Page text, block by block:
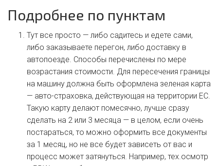
Подробнее по пунктам
Тут все просто — либо садитесь и едете сами,
либо заказываете перегон, либо доставку в
автопоезде. Способы перечислены по мере
возрастания стоимости. Для пересечения границы
на машину должна быть оформлена зеленая карта
— авто-страховка, действующая на территории ЕС.
Такую карту делают помесячно, лучше сразу
сделать на 2 или 3 месяца — в целом, если очень
постараться, то можно оформить все документы
за 1 месяц, но не все будет зависеть от вас и
процесс может затянуться. Например, тех.осмотр